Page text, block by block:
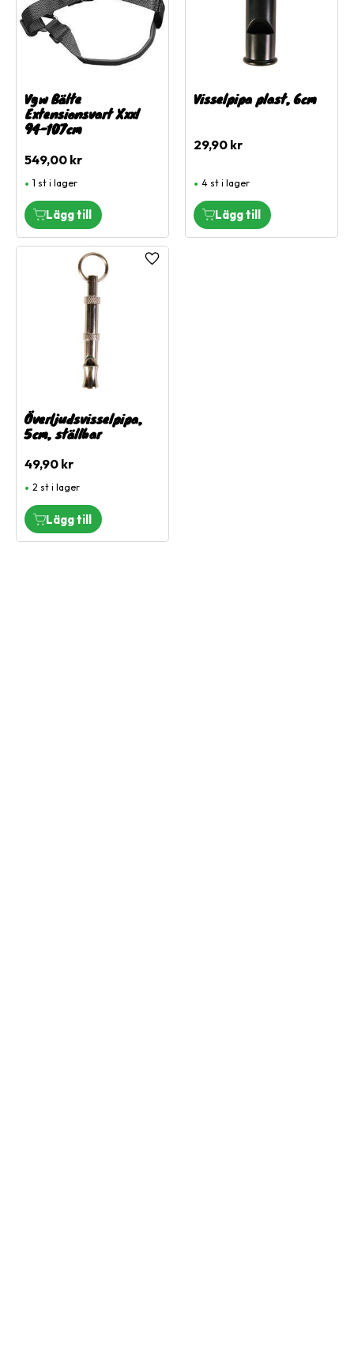
Vgw Bälte
Extensionsvart Xxxl
94-107cm
549,00 kr
1 st i lager
Visselpipa plast, 6cm
29,90 kr
4 st i lager
Överljudsvisselpipa,
5cm, ställbar
49,90 kr
Lägg till i favoriter
2 st i lager